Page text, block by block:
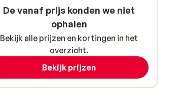
De vanaf prijs konden we niet
ophalen
Bekijk alle prijzen en kortingen in het
overzicht.
Bekijk prijzen